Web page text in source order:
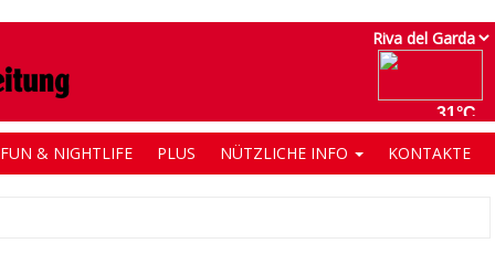
FUN & NIGHTLIFE PLUS NÜTZLICHE INFO KONTAKTE